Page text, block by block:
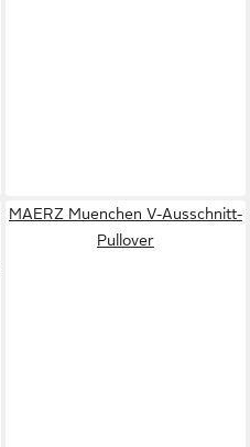
MAERZ Muenchen V-Ausschnitt-
Pullover